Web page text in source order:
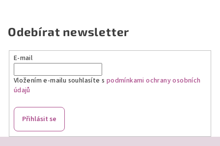
á
d
a
p
v
Odebírat newsletter
E-mail
Vložením e-mailu souhlasíte s podmínkami ochrany osobních
údajů
Přihlásit se